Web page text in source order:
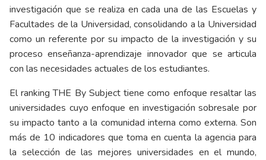
investigación que se realiza en cada una de las Escuelas y
Facultades de la Universidad, consolidando a la Universidad
como un referente por su impacto de la investigación y su
proceso enseñanza-aprendizaje innovador que se articula
con las necesidades actuales de los estudiantes.
El ranking THE By Subject tiene como enfoque resaltar las
universidades cuyo enfoque en investigación sobresale por
su impacto tanto a la comunidad interna como externa. Son
más de 10 indicadores que toma en cuenta la agencia para
la selección de las mejores universidades en el mundo,